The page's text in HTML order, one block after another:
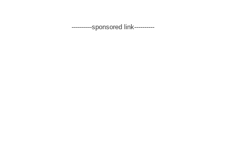
----------sponsored link----------